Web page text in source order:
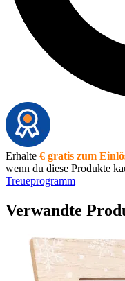
Erhalte € gratis zum
wenn du diese Produkte
Treueprogramm
Verwandte